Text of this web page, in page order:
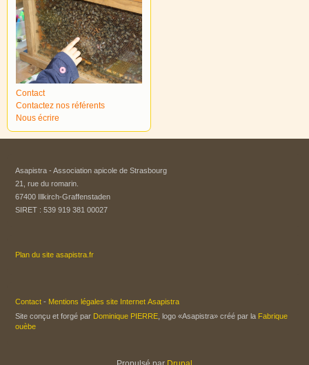
Contact
Contactez nos référents
Nous écrire
Asapistra - Association apicole de Strasbourg​
21, rue du romarin.
67400 Illkirch-Graffenstaden
SIRET : 539 919 381 00027
Plan du site asapistra.fr
Contact - Mentions légales site Internet Asapistra
Site conçu et forgé par Dominique PIERRE, logo «Asapistra» créé par la Fabrique
ouèbe